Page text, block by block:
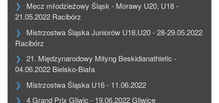
Mecz młodzieżowy Śląsk - Morawy U20, U18 -
21.05.2022 Racibórz
Mistrzostwa Śląska Juniorów U18,U20 - 28-29.05.2022
Racibórz
21. Międzynarodowy Mityng Beskidianathletic -
04.06.2022 Bielsko-Biała
Mistrzostwa Śląska U16 - 11.06.2022
4 Grand Prix Gliwic - 19.06.2022 Gliwice